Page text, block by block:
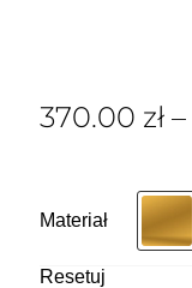
370.00 zł –
Materiał
Resetuj